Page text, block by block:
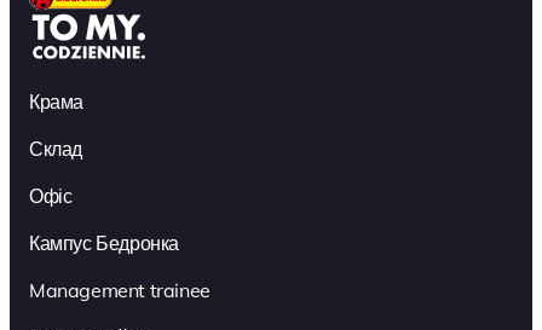
Крама
Склад
Офіс
Кампус Бедронка
Management trainee